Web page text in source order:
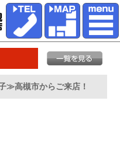
≫高槻市からご来店！